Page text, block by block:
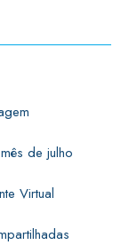
de julho
Virtual